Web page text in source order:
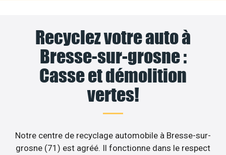
Recyclez votre auto à
Bresse-sur-grosne :
Casse et démolition
vertes!
Notre centre de recyclage automobile à Bresse-sur-
grosne (71) est agréé. Il fonctionne dans le respect